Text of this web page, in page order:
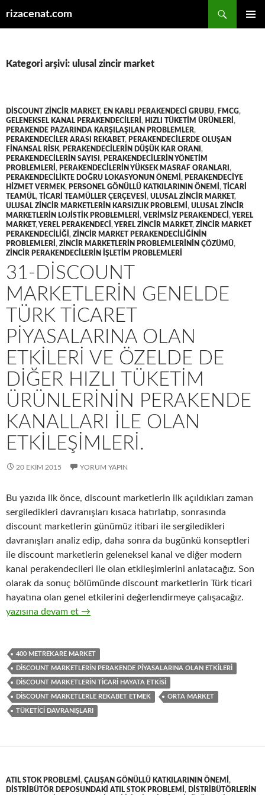
rizacenat.com
Kategori arşivi: ulusal zincir market
DISCOUNT ZINCIR MARKET, EN KARLI PERAKENDECI GRUBU, FMCG,
GELENEKSEL KANAL PERAKENDECILERI , HIZLI TÜKETIM ÜRÜNLERI ,
PERAKENDE PAZARINDA KARŞILAŞILAN PROBLEMLER,
PERAKENDECILER ARASI REKABET, PERAKENDECILERDE OLUŞAN
FINANSAL RISK, PERAKENDECILERIN DÜŞÜK KAR ORANI ,
PERAKENDECILERIN SAYISI , PERAKENDECILERIN YÖNETIM
PROBLEMLERI , PERAKENDECILERIN YÜKSEK MASRAF ORANLARI ,
PERAKENDECILIKTE DOĞRU LOKASYONUN ÖNEMI , PERAKENDECIYE
HIZMET VERMEK, PERSONEL GÖNÜLLÜ KATKILARININ ÖNEMI , TICARI
TEAMÜL, TICARI TEAMÜLLER ÇERÇEVESI , ULUSAL ZINCIR MARKET,
ULUSAL ZINCIR MARKETLERIN KARSIZLIK PROBLEMI , ULUSAL ZINCIR
MARKETLERIN LOJISTIK PROBLEMLERI , VERIMSIZ PERAKENDECI ,YEREL
MARKET,YEREL PERAKENDECI ,YEREL ZINCIR MARKET, ZINCIR MARKET
PERAKENDECILIĞI , ZINCIR MARKET PERAKENDECILIĞININ
PROBLEMLERI , ZINCIR MARKETLERIN PROBLEMLERININ ÇÖZÜMÜ,
ZINCIR PERAKENDECILERIN IŞLETIM PROBLEMLERI
31-DISCOUNT
MARKETLERIN GENELDE
TÜRK TICARET
PIYASALARINA OLAN
ETKILERI VE ÖZELDE DE
DIĞER HIZLI TÜKETIM
ÜRÜNLERININ PERAKENDE
KANALLARI ILE OLAN
ETKILEŞIMLERI.
20 EKIM 2015 YORUM YAPIN
Bu yazıda ilk önce, discount marketlerin ilk açıldıkları zaman
sergiledikleri davranışları kısaca hatırlatıp, sonrasında
discount marketlerin günümüz itibari ile sergiledikleri
davranışları analiz edip, daha sonra da bugünkü konseptleri
ile discount marketlerin geleneksel kanal ve diğer modern
kanal perakendecileri ile olan etkileşimlerini anlatacağız. Son
olarak da sonuç bölümünde discount marketlerin Türk ticari
hayatına olan genel etkilerini değerlendirmeye çalışacağız.
31-Discount marketlerin genelde Türk ticaret piyasalarına
yazısına devam et →
400 METREKARE MARKET
DISCOUNT MARKETLERIN PERAKENDE PIYASALARINA OLAN ETKILERI
DISCOUNT MARKETLERIN TICARI HAYATA ETKISI
DISCOUNT MARKETLERLE REKABET ETMEK ORTA MARKET
TÜKETICI DAVRANIŞLARI
ATIL STOK PROBLEMI , ÇALIŞAN GÖNÜLLÜ KATKILARININ ÖNEMI ,
DISTRIBÜTÖR DEPOSUNDAKI ATIL STOK PROBLEMI , DISTRIBÜTÖRLERIN